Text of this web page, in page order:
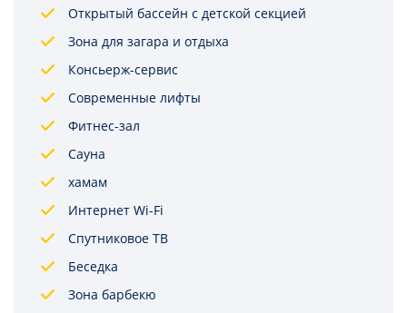
Открытый бассейн с детской секцией
Зона для загара и отдыха
Консьерж-сервис
Современные лифты
Фитнес-зал
Сауна
хамам
Интернет Wi-Fi
Спутниковое ТВ
Беседка
Зона барбекю